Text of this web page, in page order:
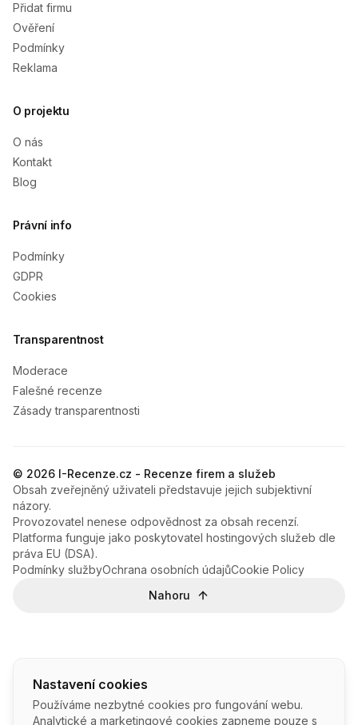
Nastavení cookies
Používáme nezbytné cookies pro fungování webu.
Analytické a marketingové cookies zapneme pouze s
Přidat firmu
Ověření
Podmínky
Reklama
O projektu
O nás
Kontakt
Blog
Právní info
Podmínky
GDPR
Cookies
Transparentnost
Moderace
Falešné recenze
Zásady transparentnosti
© 2026 I-Recenze.cz - Recenze firem a služeb
Obsah zveřejněný uživateli představuje jejich subjektivní
názory.
Provozovatel nenese odpovědnost za obsah recenzí.
Platforma funguje jako poskytovatel hostingových služeb dle
práva EU (DSA).
Podmínky službyOchrana osobních údajůCookie Policy
Nahoru